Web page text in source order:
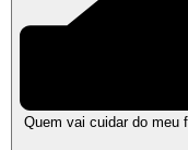
Quem vai cuidar do meu